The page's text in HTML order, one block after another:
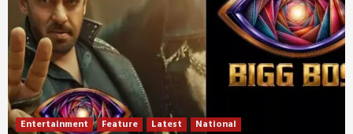
Entertainment Feature Latest National